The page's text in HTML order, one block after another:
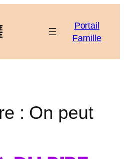
Portail
Famille
: On peut